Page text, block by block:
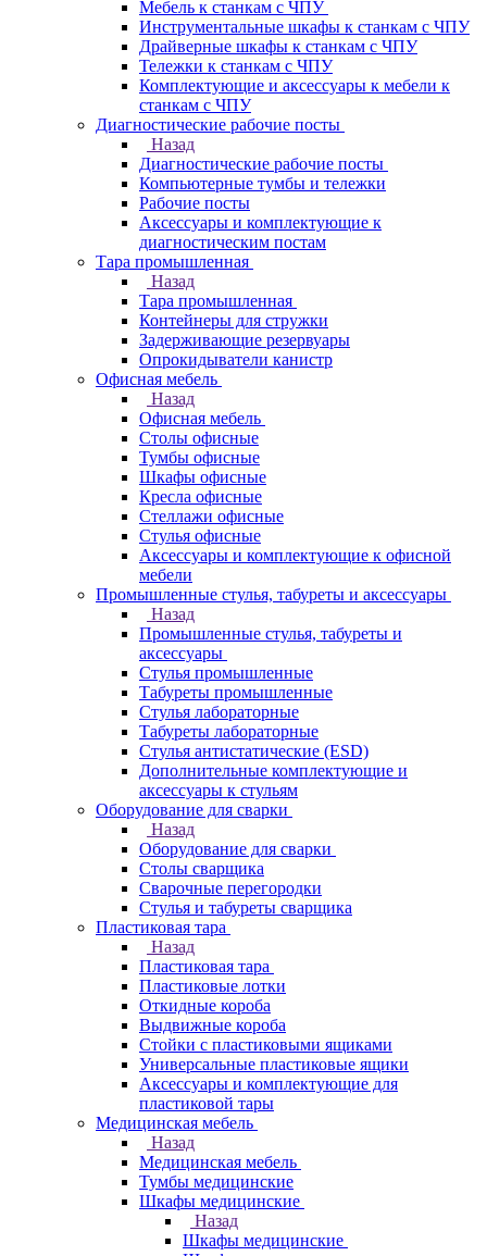
Мебель к станкам с ЧПУ
Инструментальные шкафы к станкам с ЧПУ
Драйверные шкафы к станкам с ЧПУ
Тележки к станкам с ЧПУ
Комплектующие и аксессуары к мебели к
станкам с ЧПУ
Диагностические рабочие посты
Назад
Диагностические рабочие посты
Компьютерные тумбы и тележки
Рабочие посты
Аксессуары и комплектующие к
диагностическим постам
Тара промышленная
Назад
Тара промышленная
Контейнеры для стружки
Задерживающие резервуары
Опрокидыватели канистр
Офисная мебель
Назад
Офисная мебель
Столы офисные
Тумбы офисные
Шкафы офисные
Кресла офисные
Стеллажи офисные
Стулья офисные
Аксессуары и комплектующие к офисной
мебели
Промышленные стулья, табуреты и аксессуары
Назад
Промышленные стулья, табуреты и
аксессуары
Стулья промышленные
Табуреты промышленные
Стулья лабораторные
Табуреты лабораторные
Стулья антистатические (ESD)
Дополнительные комплектующие и
аксессуары к стульям
Оборудование для сварки
Назад
Оборудование для сварки
Столы сварщика
Сварочные перегородки
Стулья и табуреты сварщика
Пластиковая тара
Назад
Пластиковая тара
Пластиковые лотки
Откидные короба
Выдвижные короба
Стойки с пластиковыми ящиками
Универсальные пластиковые ящики
Аксессуары и комплектующие для
пластиковой тары
Медицинская мебель
Назад
Медицинская мебель
Тумбы медицинские
Шкафы медицинские
Назад
Шкафы медицинские